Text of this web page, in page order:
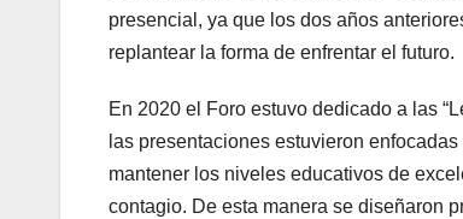
presencial, ya que los dos años
replantear la forma de enfrentar el futuro.
En 2020 el Foro estuvo dedicado a las
las presentaciones estuvieron
mantener los niveles educativos de
contagio. De esta manera se diseñaron